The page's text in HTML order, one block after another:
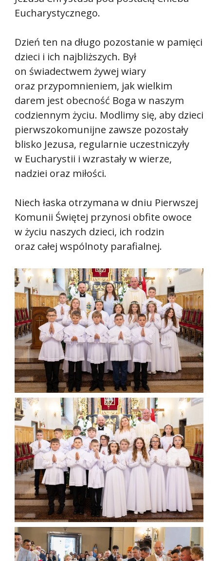
Eucharystycznego.
Dzień ten na długo pozostanie w pamięci
dzieci i ich najbliższych. Był
on świadectwem żywej wiary
oraz przypomnieniem, jak wielkim
darem jest obecność Boga w naszym
codziennym życiu. Modlimy się, aby dzieci
pierwszokomunijne zawsze pozostały
blisko Jezusa, regularnie uczestniczyły
w Eucharystii i wzrastały w wierze,
nadziei oraz miłości.
Niech łaska otrzymana w dniu Pierwszej
Komunii Świętej przynosi obfite owoce
w życiu naszych dzieci, ich rodzin
oraz całej wspólnoty parafialnej.